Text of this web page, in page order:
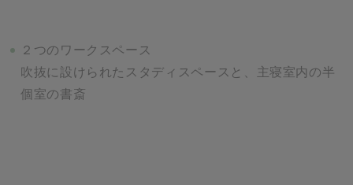
２つのワークスペース
吹抜に設けられたスタディスペースと、主寝室内の半
個室の書斎